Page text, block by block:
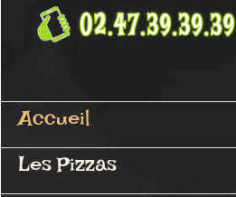
Accueil
Les Pizzas